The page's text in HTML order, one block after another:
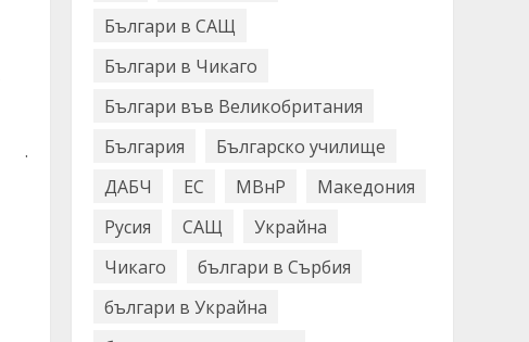
.
Българи в САЩ
Българи в Чикаго
Българи във Великобритания
България
Българско училище
ДАБЧ
ЕС МВнР
Македония
Русия
САЩ
Украйна
Чикаго
българи в Сърбия
българи в Украйна